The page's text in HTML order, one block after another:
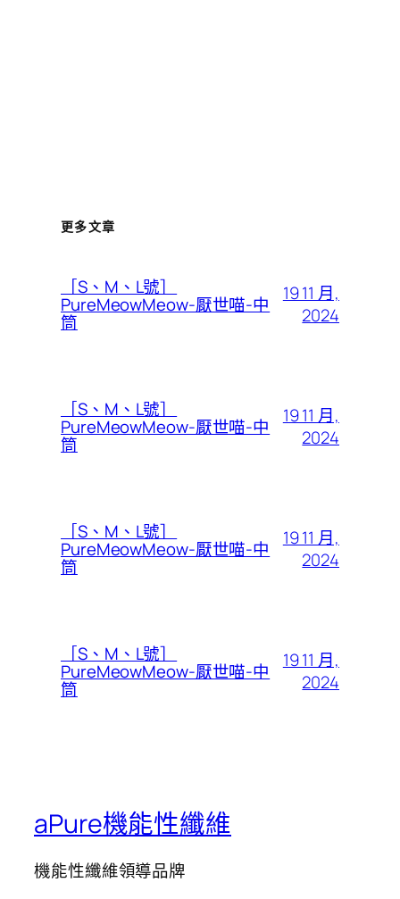
更多文章
［S、M、L號］
PureMeowMeow-厭世喵-中
筒
19 11 月,
2024
［S、M、L號］
PureMeowMeow-厭世喵-中
筒
19 11 月,
2024
［S、M、L號］
PureMeowMeow-厭世喵-中
筒
19 11 月,
2024
［S、M、L號］
PureMeowMeow-厭世喵-中
筒
19 11 月,
2024
aPure機能性纖維
機能性纖維領導品牌